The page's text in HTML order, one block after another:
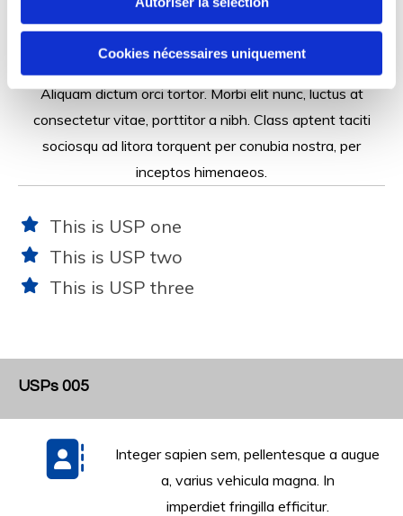
Cookies nécessaires uniquement
commodo neque, id convallis diam justo molestie velit.
Aliquam dictum orci tortor. Morbi elit nunc, luctus at
consectetur vitae, porttitor a nibh. Class aptent taciti
sociosqu ad litora torquent per conubia nostra, per
inceptos himenaeos.
This is USP one
This is USP two
This is USP three
USPs 005
Integer sapien sem, pellentesque a augue
a, varius vehicula magna. In
imperdiet fringilla efficitur.